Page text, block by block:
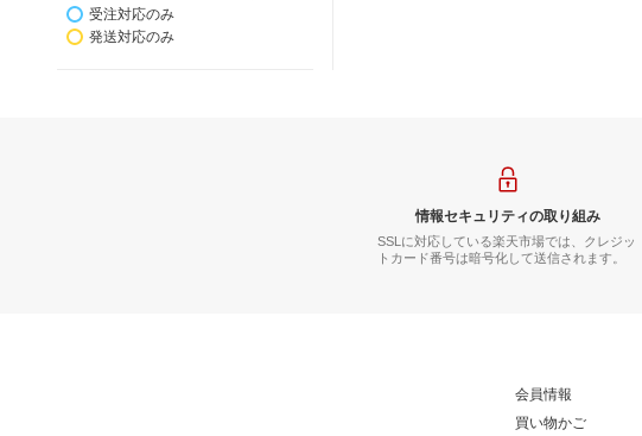
受注対応のみ
発送対応のみ
情報セキュリティの取り組み
SSLに対応している楽天市場では、クレジッ
トカード番号は暗号化して送信されます。
会員情報
買い物かご